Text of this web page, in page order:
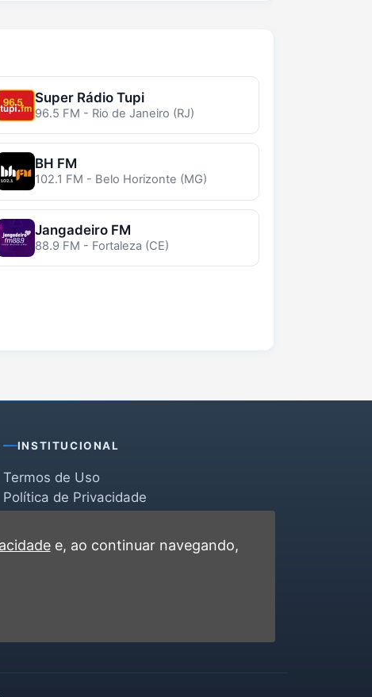
Super Rádio Tupi
96.5 FM - Rio de Janeiro (RJ)
BH FM
102.1 FM - Belo Horizonte (MG)
Jangadeiro FM
88.9 FM - Fortaleza (CE)
INSTITUCIONAL
Termos de Uso
Política de Privacidade
Contato e, ao continuar navegando,